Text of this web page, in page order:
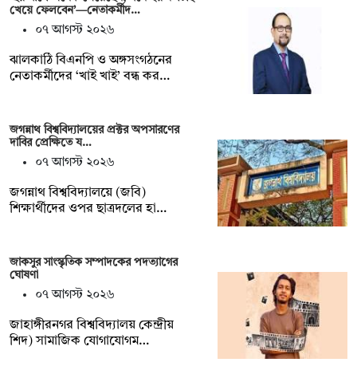
খেয়ে ফেলবেন’—নেতাকর্মীদ…
০৭ আগস্ট ২০২৬
ঝালকাঠি বিএনপি ও অঙ্গসংগঠনের
নেতাকর্মীদের ‘খাই খাই’ বন্ধ কর…
জগন্নাথ বিশ্ববিদ্যালয়ের প্রক্টর অপসারণের
দাবির প্রেক্ষিতে য…
০৭ আগস্ট ২০২৬
জগন্নাথ বিশ্ববিদ্যালয়ে (জবি)
শিক্ষার্থীদের ওপর ছাত্রদলের হা…
জাকসুর সাংস্কৃতিক সম্পাদকের পদত্যাগের
ঘোষণা
০৭ আগস্ট ২০২৬
‎জাহাঙ্গীরনগর বিশ্ববিদ্যালয় কেন্দ্রীয়
শিদ) সামাজিক যোগাযোগম…